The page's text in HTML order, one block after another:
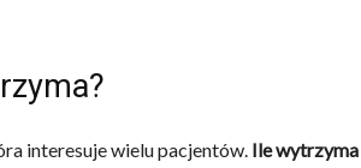
interesuje wielu pacjentów. Ile wytrzyma